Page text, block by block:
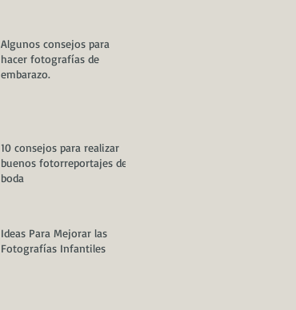
Algunos consejos para
hacer fotografías de
embarazo.
10 consejos para realizar
buenos fotorreportajes de
boda
Ideas Para Mejorar las
Fotografías Infantiles